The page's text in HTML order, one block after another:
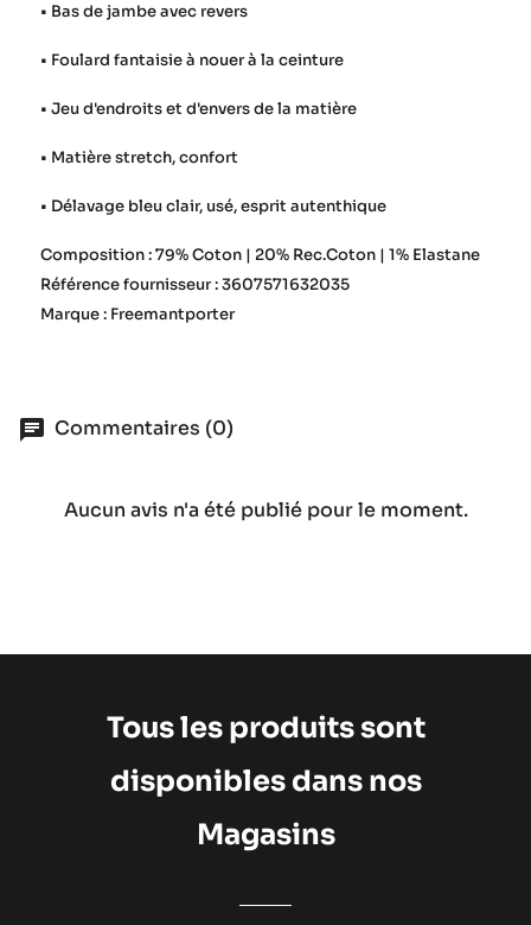
• Bas de jambe avec revers
• Foulard fantaisie à nouer à la ceinture
• Jeu d'endroits et d'envers de la matière
• Matière stretch, confort
• Délavage bleu clair, usé, esprit autenthique
Composition : 79% Coton | 20% Rec.Coton | 1% Elastane
Référence fournisseur : 3607571632035
Marque : Freemantporter
Commentaires (0)
Aucun avis n'a été publié pour le moment.
Tous les produits sont
disponibles dans nos
Magasins